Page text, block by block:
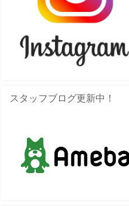
スタッフブログ更新中！